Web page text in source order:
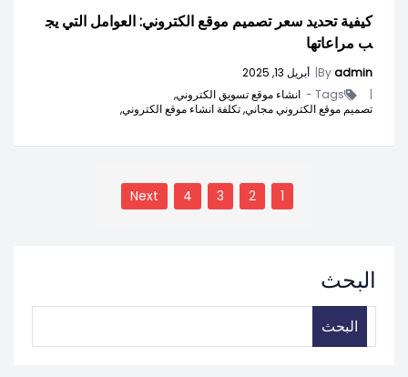
كيفية تحديد سعر تصميم موقع الكتروني: العوامل التي يج
ب مراعاتها
Byadmin
| أبريل 13, 2025
|
Tags -
انشاء موقع تسويق الكتروني,
تصميم موقع الكتروني مجاني,تكلفة انشاء موقع الكتروني,
صفحات
1
2
3
4
Next
البحث
البحث